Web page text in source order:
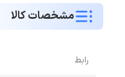
مشخصات کالا
رابط